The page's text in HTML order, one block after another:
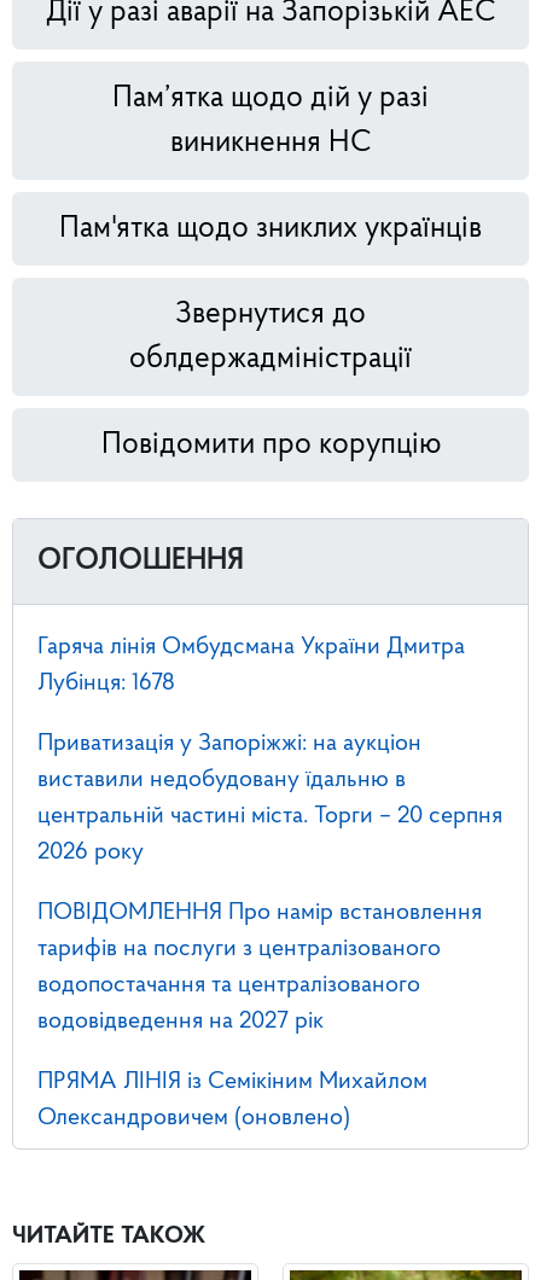
Дії у разі аварії на Запорізькій АЕС
Пам’ятка щодо дій у разі
виникнення НС
Пам'ятка щодо зниклих українців
Звернутися до
облдержадміністрації
Повідомити про корупцію
ОГОЛОШЕННЯ
Гаряча лінія Омбудсмана України Дмитра
Лубінця: 1678
Приватизація у Запоріжжі: на аукціон
виставили недобудовану їдальню в
центральній частині міста. Торги – 20 серпня
2026 року
ПОВІДОМЛЕННЯ Про намір встановлення
тарифів на послуги з централізованого
водопостачання та централізованого
водовідведення на 2027 рік
ПРЯМА ЛІНІЯ із Семікіним Михайлом
Олександровичем (оновлено)
ЧИТАЙТЕ ТАКОЖ